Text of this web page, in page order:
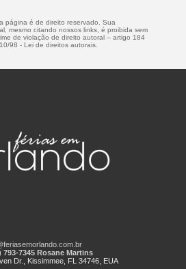
página é de direito reservado. Sua
mesmo citando nossos links, é proibida sem
de violação de direito autoral – artigo 184
98 - Lei de direitos autorais
793-7345 Rosane Martins
Dr., Kissimmee, FL 34746, EUA